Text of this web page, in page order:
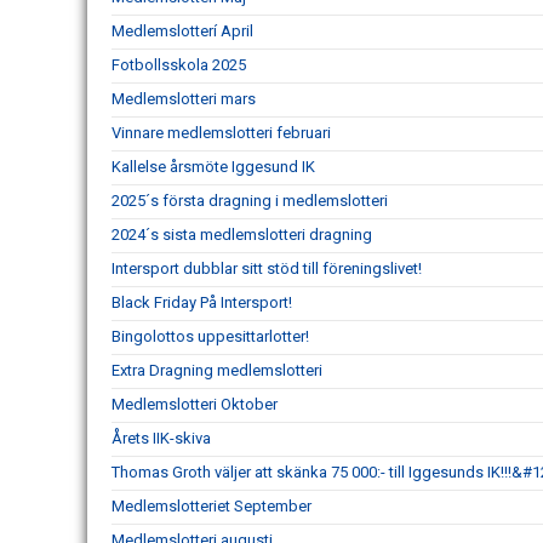
Medlemslotterí April
Fotbollsskola 2025
Medlemslotteri mars
Vinnare medlemslotteri februari
Kallelse årsmöte Iggesund IK
2025´s första dragning i medlemslotteri
2024´s sista medlemslotteri dragning
Intersport dubblar sitt stöd till föreningslivet!
Black Friday På Intersport!
Bingolottos uppesittarlotter!
Extra Dragning medlemslotteri
Medlemslotteri Oktober
Årets IIK-skiva
Thomas Groth väljer att skänka 75 000:- till Iggesunds
Medlemslotteriet September